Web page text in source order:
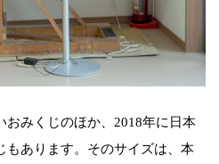
おみくじのほか、2018年に日本
もあります。そのサイズは、本